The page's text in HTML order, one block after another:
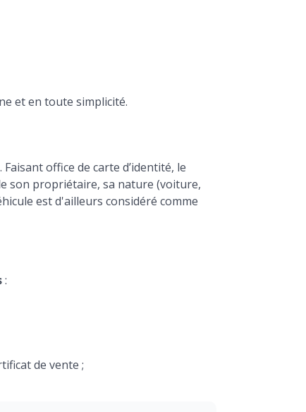
et en toute simplicité.
. Faisant office de carte d’identité, le
son propriétaire, sa nature (voiture,
est d'ailleurs considéré comme
:
de vente ;